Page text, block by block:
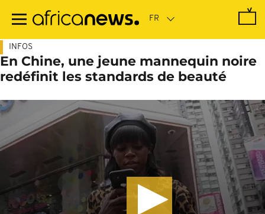
contenu
INFOS
En Chine, une jeune mannequin noire
redéfinit les standards de beauté